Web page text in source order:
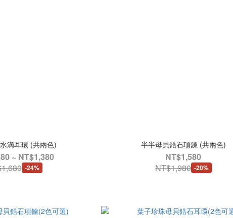
滴耳環 (共兩色)
~ NT$1,380
-24%
半半母貝鋯石項鍊 (共兩色)
NT$1,580
NT$1,980 -20%